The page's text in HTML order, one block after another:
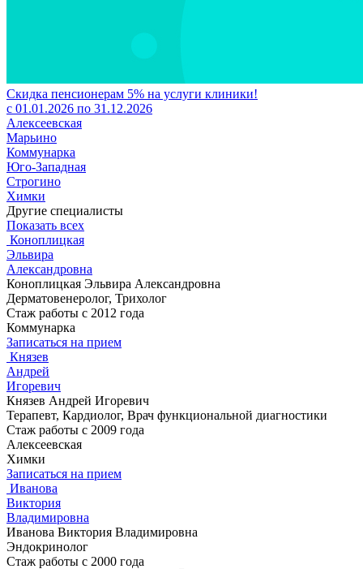
Скидка пенсионерам 5% на услуги клиники!
с 01.01.2026 по 31.12.2026
Алексеевская
Марьино
Коммунарка
Юго-Западная
Строгино
Химки
Другие специалисты
Показать всех
Коноплицкая
Эльвира
Александровна
Коноплицкая Эльвира Александровна
Дерматовенеролог, Трихолог
Стаж работы с 2012 года
Коммунарка
Записаться на прием
Князев
Андрей
Игоревич
Князев Андрей Игоревич
Терапевт, Кардиолог, Врач функциональной диагностики
Стаж работы с 2009 года
Алексеевская
Химки
Записаться на прием
Иванова
Виктория
Владимировна
Иванова Виктория Владимировна
Эндокринолог
Стаж работы с 2000 года